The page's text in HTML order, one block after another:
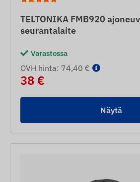
TELTONIKA FMB920
seurantalaite
Varastossa
OVH hinta: 74,40 €
38 €
Näytä